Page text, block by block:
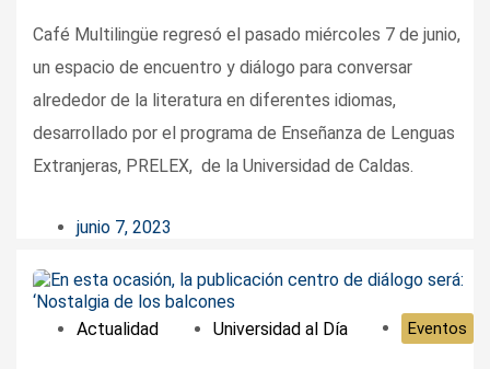
Café Multilingüe regresó el pasado miércoles 7 de junio,
un espacio de encuentro y diálogo para conversar
alrededor de la literatura en diferentes idiomas,
desarrollado por el programa de Enseñanza de Lenguas
Extranjeras, PRELEX, de la Universidad de Caldas.
junio 7, 2023
Actualidad Universidad al Día Eventos